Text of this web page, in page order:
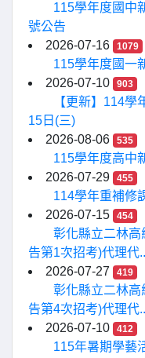
115學年度國中
號公告
2026-07-16
1079
115學年度國一
2026-07-10
903
【更新】114學
15日(三)
2026-08-06
535
115學年度高中
2026-07-29
455
114學年重補修
2026-07-15
454
彰化縣立二林
告第1次招考)代理代
2026-07-27
419
彰化縣立二林
告第4次招考)代理代
2026-07-10
412
115年暑期學藝